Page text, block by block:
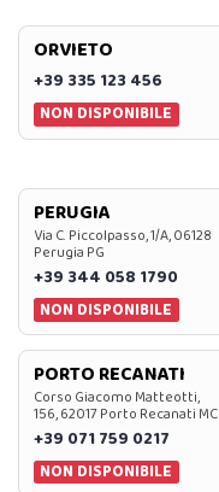
ORVIETO
+39 335 123 456
NON DISPONIBILE
PERUGIA
Via C. Piccolpasso, 1/A, 06128
Perugia PG
+39 344 058 1790
NON DISPONIBILE
PORTO RECANATI
Corso Giacomo Matteotti,
156, 62017 Porto Recanati MC
+39 071 759 0217
NON DISPONIBILE